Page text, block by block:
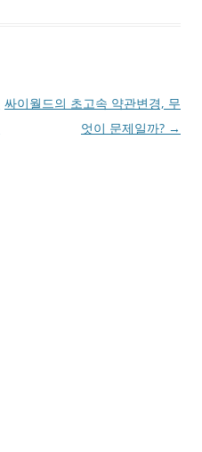
싸이월드의 초고속 약관변경, 무
엇이 문제일까? →